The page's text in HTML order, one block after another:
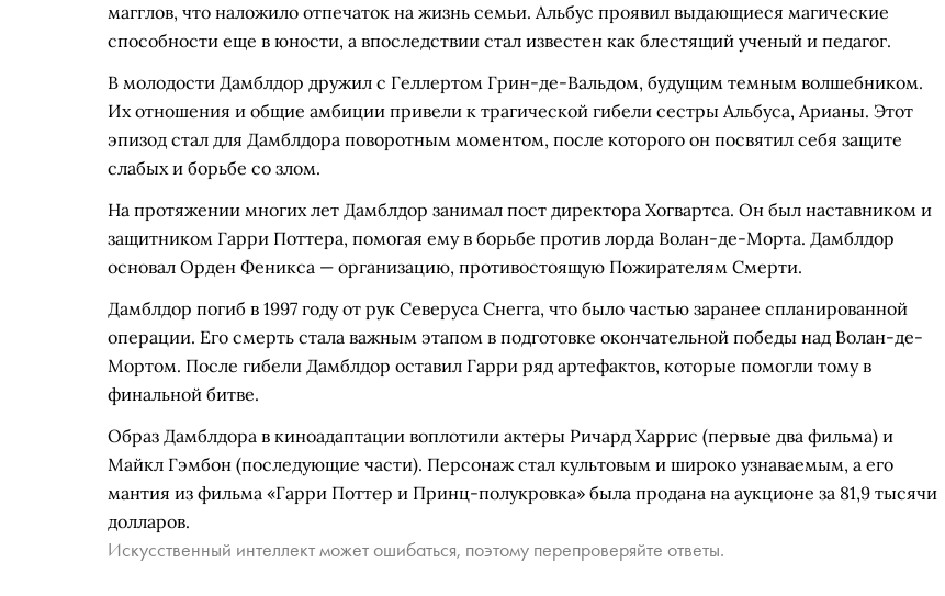
магглов, что наложило отпечаток на жизнь семьи. Альбус проявил выдающиеся магические
способности еще в юности, а впоследствии стал известен как блестящий ученый и педагог.
В молодости Дамблдор дружил с Геллертом Грин-де-Вальдом, будущим темным волшебником.
Их отношения и общие амбиции привели к трагической гибели сестры Альбуса, Арианы. Этот
эпизод стал для Дамблдора поворотным моментом, после которого он посвятил себя защите
слабых и борьбе со злом.
На протяжении многих лет Дамблдор занимал пост директора Хогвартса. Он был наставником и
защитником Гарри Поттера, помогая ему в борьбе против лорда Волан-де-Морта. Дамблдор
основал Орден Феникса — организацию, противостоящую Пожирателям Смерти.
Дамблдор погиб в 1997 году от рук Северуса Снегга, что было частью заранее спланированной
операции. Его смерть стала важным этапом в подготовке окончательной победы над Волан-де-
Мортом. После гибели Дамблдор оставил Гарри ряд артефактов, которые помогли тому в
финальной битве.
Образ Дамблдора в киноадаптации воплотили актеры Ричард Харрис (первые два фильма) и
Майкл Гэмбон (последующие части). Персонаж стал культовым и широко узнаваемым, а его
мантия из фильма «Гарри Поттер и Принц-полукровка» была продана на аукционе за 81,9 тысячи
долларов.
Искусственный интеллект может ошибаться, поэтому перепроверяйте ответы.